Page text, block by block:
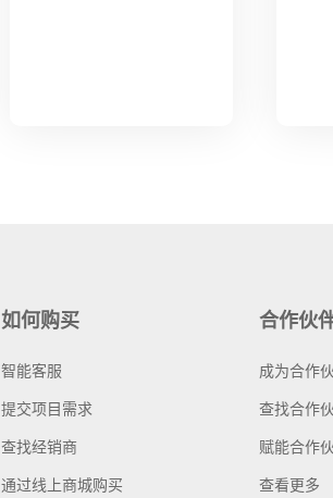
如何购买
智能客服
提交项目需求
查找经销商
通过线上商城购买
合作伙
成为合作
查找合作
赋能合作
查看更多